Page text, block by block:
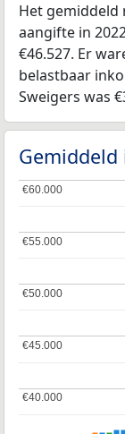
Het
aangifte in
€46.527. Er
belastbaar
Sweigers was
Gemiddeld
€40.000
€40.000
€45.000
€45.000
€50.000
€50.000
€55.000
€55.000
€60.000
€60.000